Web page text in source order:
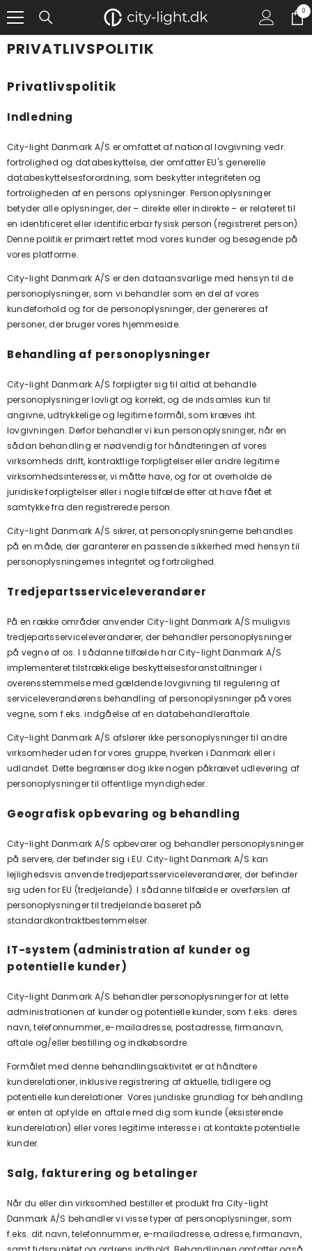
00
PRIVATLIVSPOLITIK
Privatlivspolitik
Indledning
City-light Danmark A/S er omfattet af national lovgivning vedr.
fortrolighed og databeskyttelse, der omfatter EU's generelle
databeskyttelsesforordning, som beskytter integriteten og
fortroligheden af en persons oplysninger. Personoplysninger
betyder alle oplysninger, der – direkte eller indirekte – er relateret til
en identificeret eller identificerbar fysisk person (registreret person).
Denne politik er primært rettet mod vores kunder og besøgende på
vores platforme.
City-light Danmark A/S er den dataansvarlige med hensyn til de
personoplysninger, som vi behandler som en del af vores
kundeforhold og for de personoplysninger, der genereres af
personer, der bruger vores hjemmeside.
Behandling af personoplysninger
City-light Danmark A/S forpligter sig til altid at behandle
personoplysninger lovligt og korrekt, og de indsamles kun til
angivne, udtrykkelige og legitime formål, som kræves iht.
lovgivningen. Derfor behandler vi kun personoplysninger, når en
sådan behandling er nødvendig for håndteringen af vores
virksomheds drift, kontraktlige forpligtelser eller andre legitime
virksomhedsinteresser, vi måtte have, og for at overholde de
juridiske forpligtelser eller i nogle tilfælde efter at have fået et
samtykke fra den registrerede person.
City-light Danmark A/S sikrer, at personoplysningerne behandles
på en måde, der garanterer en passende sikkerhed med hensyn til
personoplysningernes integritet og fortrolighed.
Tredjepartsserviceleverandører
På en række områder anvender City-light Danmark A/S muligvis
tredjepartsserviceleverandører, der behandler personoplysninger
på vegne af os. I sådanne tilfælde harCity-light Danmark A/S
implementeret tilstrækkelige beskyttelsesforanstaltninger i
overensstemmelse med gældende lovgivning til regulering af
serviceleverandørens behandling af personoplysninger på vores
vegne, som f.eks. indgåelse af en databehandleraftale.
City-light Danmark A/S afslører ikke personoplysninger til andre
virksomheder uden for vores gruppe, hverken i Danmark eller i
udlandet. Dette begrænser dog ikke nogen påkrævet udlevering af
personoplysninger til offentlige myndigheder.
Geografisk opbevaring og behandling
City-light Danmark A/S opbevarer og behandler personoplysninger
på servere, der befinder sig i EU.City-light Danmark A/S kan
lejlighedsvis anvende tredjepartsserviceleverandører, der befinder
sig uden for EU (tredjelande). I sådanne tilfælde er overførslen af
personoplysninger til tredjelande baseret på
standardkontraktbestemmelser.
IT-system (administration af kunder og
potentielle kunder)
City-light Danmark A/S behandler personoplysninger for at lette
administrationen af kunder og potentielle kunder, som f.eks. deres
navn, telefonnummer, e-mailadresse, postadresse, firmanavn,
aftale og/eller bestilling og indkøbsordre.
Formålet med denne behandlingsaktivitet er at håndtere
kunderelationer, inklusive registrering af aktuelle, tidligere og
potentielle kunderelationer. Vores juridiske grundlag for behandling
er enten at opfylde en aftale med dig som kunde (eksisterende
kunderelation) eller vores legitime interesse i at kontakte potentielle
kunder.
Salg, fakturering og betalinger
Når du eller din virksomhed bestiller et produkt fra City-light
Danmark A/S behandler vi visse typer af personoplysninger, som
f.eks. dit navn, telefonnummer, e-mailadresse, adresse, firmanavn,